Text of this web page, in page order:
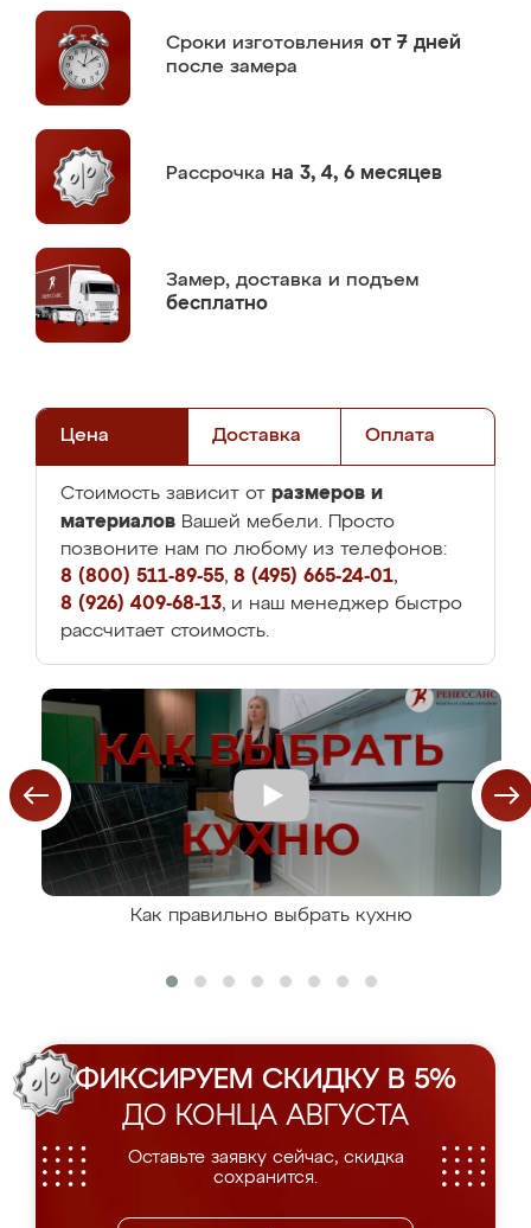
Сроки изготовления от 7 дней
после замера
Рассрочка на 3, 4, 6 месяцев
Замер, доставка и подъем
бесплатно
Цена Доставка Оплата
Стоимость зависит от размеров и
материалов Вашей мебели. Просто
позвоните нам по любому из телефонов:
8 (800) 511-89-55, 8 (495) 665-24-01,
8 (926) 409-68-13, и наш менеджер быстро
рассчитает стоимость.
Как правильно выбрать кухню
ФИКСИРУЕМ СКИДКУ В 5%
ДО КОНЦА АВГУСТА
Оставьте заявку сейчас, скидка
сохранится.